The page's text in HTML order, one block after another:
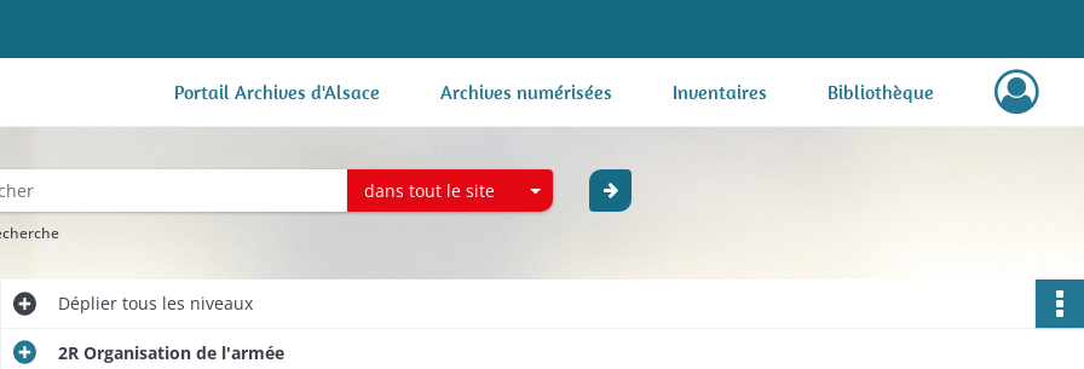
Portail Archives d'Alsace Archives numérisées Inventaires Bibliothèque
dans tout le site
Dépliertous les niveaux
2R Organisation de l'armée